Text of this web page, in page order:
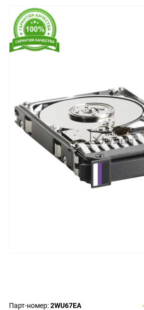
Парт-номер:2WU67EA